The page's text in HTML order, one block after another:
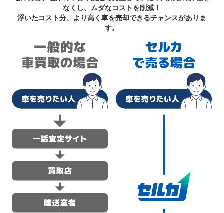
なくし、ムダなコストを削減！
浮いたコスト分、より高く車を売却できるチャンスがありま
す。